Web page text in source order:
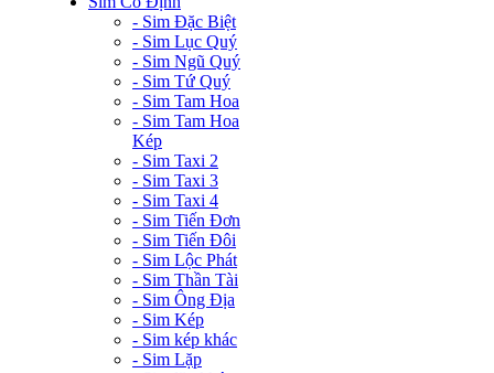
- Sim Đặc Biệt
- Sim Lục Quý
- Sim Ngũ Quý
- Sim Tứ Quý
- Sim Tam Hoa
- Sim Tam Hoa
Kép
- Sim Taxi 2
- Sim Taxi 3
- Sim Taxi 4
- Sim Tiến Đơn
- Sim Tiến Đôi
- Sim Lộc Phát
- Sim Thần Tài
- Sim Ông Địa
- Sim Kép
- Sim kép khác
- Sim Lặp